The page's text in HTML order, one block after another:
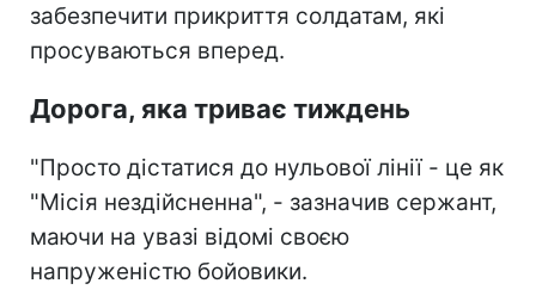
забезпечити прикриття солдатам, які
просуваються вперед.
Дорога, яка триває тиждень
"Просто дістатися до нульової лінії - це як
"Місія нездійсненна", - зазначив сержант,
маючи на увазі відомі своєю
напруженістю бойовики.